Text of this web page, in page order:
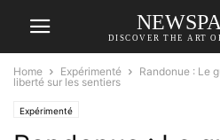
DISCOVER THE ART
Home Expérimenté
Randonue : Le
liberté sur les sentiers
Expérimenté